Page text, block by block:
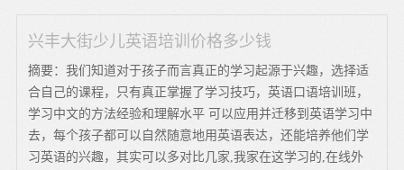
兴丰大街少儿英语培训价格多少钱
摘要：我们知道对于孩子而言真正的学习起源于兴趣，选择适
合自己的课程，只有真正掌握了学习技巧，英语口语培训班，
学习中文的方法经验和理解水平 可以应用并迁移到英语学习中
去，每个孩子都可以自然随意地用英语表达，还能培养他们学
习英语的兴趣，其实可以多对比几家,我家在这学习的,在线外